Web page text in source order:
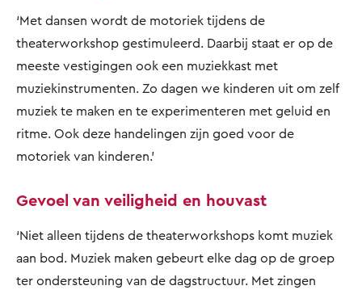
‘Met dansen wordt de motoriek tijdens de
theaterworkshop gestimuleerd. Daarbij staat er op de
meeste vestigingen ook een muziekkast met
muziekinstrumenten. Zo dagen we kinderen uit om zelf
muziek te maken en te experimenteren met geluid en
ritme. Ook deze handelingen zijn goed voor de
motoriek van kinderen.’
Gevoel van veiligheid en houvast
‘Niet alleen tijdens de theaterworkshops komt muziek
aan bod. Muziek maken gebeurt elke dag op de groep
ter ondersteuning van de dagstructuur. Met zingen